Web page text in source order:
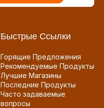
Быстрые Ссылки
Горящие Предложения
Рекомендуемые Продукты
Лучшие Магазины
Последние Продукты
Часто задаваемые
вопросы